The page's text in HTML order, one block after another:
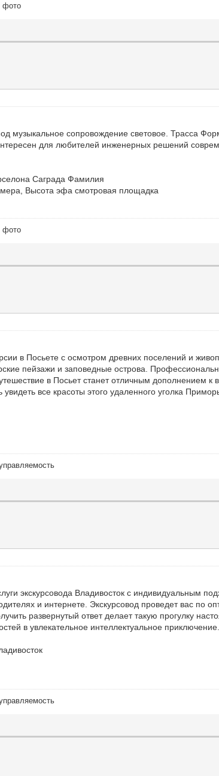
фото
музыкальное сопровождение световое. Трасса
для любителей инженерных решений
Саграда Фамилия
Высота эфа смотровая площадка
фото
в Посьете с осмотром древних поселений и
пейзажи и заповедные острова.
в Посьет станет отличным дополнением к
все красоты этого удаленного уголка
экскурсовода Владивосток с индивидуальным
и интернете. Экскурсовод проведет вас по
развернутый ответ делает такую прогулку
в увлекательное интеллектуальное приключение.